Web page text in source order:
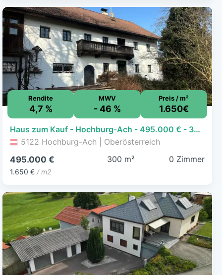
Rendite
4,7 %
MWV
- 46 %
Preis / m²
1.650€
Haus zum Kauf - Hochburg-Ach - 495.000 € - 300 m², 1.500 m² Grundstück
5122 Hochburg-Ach | Oberösterreich
495.000 €
1.650 € / m2
300 m² 0 Zimmer